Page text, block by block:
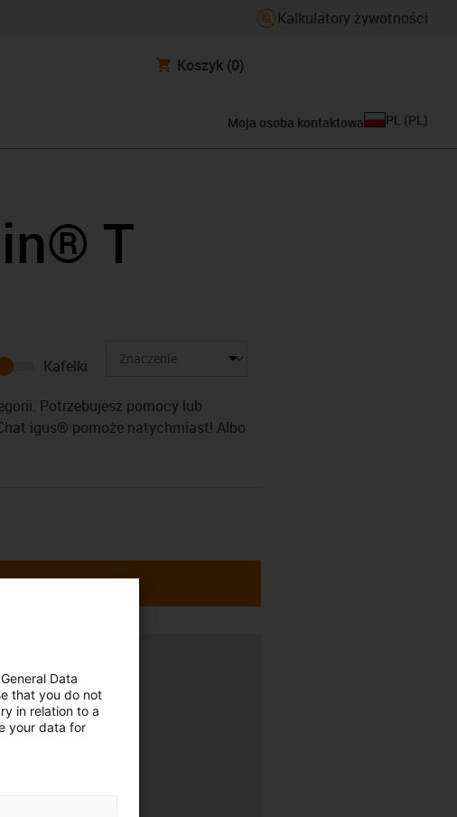
Kalkulatory żywotności
Koszyk (0)
Moja osoba kontaktowa PL (PL )
T
Kafelki
Potrzebujesz pomocy lub
igus® pomoże natychmiast! Albo
7:00–20:00
Data
that you do not
in relation to a
your data for